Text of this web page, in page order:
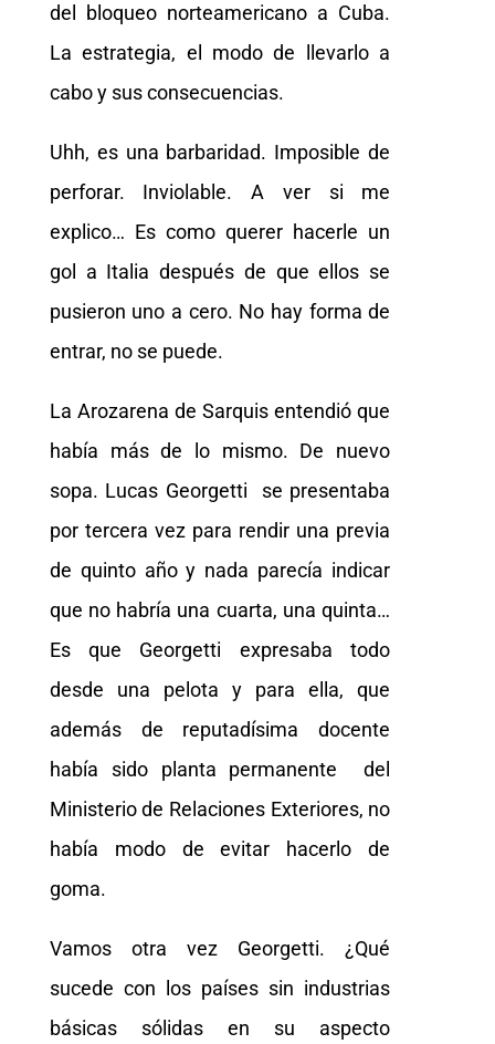
del bloqueo norteamericano a Cuba.
La estrategia, el modo de llevarlo a
cabo y sus consecuencias.
Uhh, es una barbaridad. Imposible de
perforar. Inviolable. A ver si me
explico… Es como querer hacerle un
gol a Italia después de que ellos se
pusieron uno a cero. No hay forma de
entrar, no se puede.
La Arozarena de Sarquis entendió que
había más de lo mismo. De nuevo
sopa. Lucas Georgetti se presentaba
por tercera vez para rendir una previa
de quinto año y nada parecía indicar
que no habría una cuarta, una quinta…
Es que Georgetti expresaba todo
desde una pelota y para ella, que
además de reputadísima docente
había sido planta permanente del
Ministerio de Relaciones Exteriores, no
había modo de evitar hacerlo de
goma.
Vamos otra vez Georgetti. ¿Qué
sucede con los países sin industrias
básicas sólidas en su aspecto